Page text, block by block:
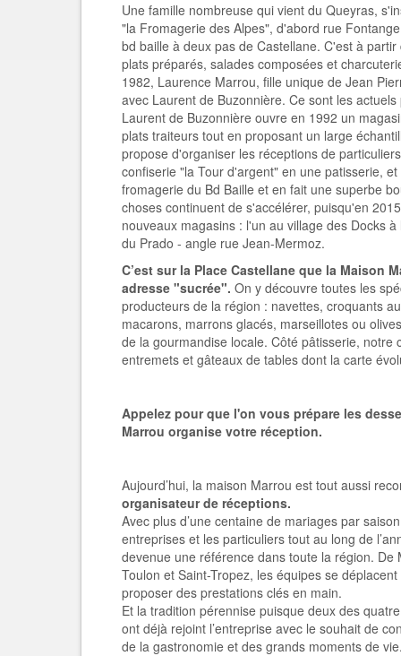
Une famille nombreuse qui vient du Queyras,
"la Fromagerie des Alpes", d'abord rue
bd baille à deux pas de Castellane. C'est à
plats préparés, salades composées et
1982, Laurence Marrou, fille unique de Jean
avec Laurent de Buzonnière. Ce sont les
Laurent de Buzonnière ouvre en 1992 un
plats traiteurs tout en proposant un large
propose d'organiser les réceptions de
confiserie "la Tour d'argent" en une patisserie,
fromagerie du Bd Baille et en fait une superbe
choses continuent de s'accélérer, puisqu'en
nouveaux magasins : l'un au village des Docks
du Prado - angle rue Jean-Mermoz.
C’est sur la Place Castellane que la Maison
adresse "sucrée". On y découvre toutes les
producteurs de la région : navettes, croquants
macarons, marrons glacés, marseillotes ou
de la gourmandise locale. Côté pâtisserie, notre
entremets et gâteaux de tables dont la carte
Appelez pour que l'on vous prépare les
Marrou organise votre réception.
Aujourd’hui, la maison Marrou est tout aussi
organisateur de réceptions.
Avec plus d’une centaine de mariages par
entreprises et les particuliers tout au long de
devenue une référence dans toute la région.
Toulon et Saint-Tropez, les équipes se
proposer des prestations clés en main.
Et la tradition pérennise puisque deux des
ont déjà rejoint l’entreprise avec le souhait de
de la gastronomie et des grands moments de